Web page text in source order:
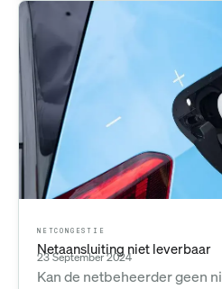
NETCONGESTIE
Netaansluiting niet leverbaar
23 September 2024
Kan de netbeheerder geen